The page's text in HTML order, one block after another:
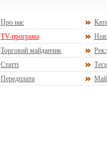
Про нас
TV-програма
Торговий майданчик
Статті
Теги
Передплата